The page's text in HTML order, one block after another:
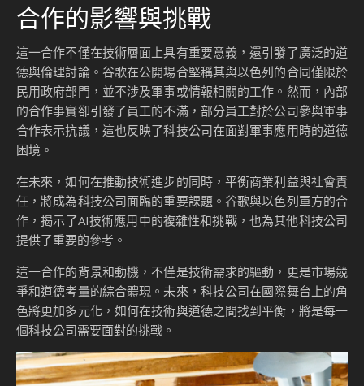
合作的影響與挑戰
這一合作不僅在技術層面上具有重要意義，還引發了廣泛的道
德與倫理討論。谷歌在公開場合堅稱其與以色列的合同僅限於
民用政府部門，並不涉及軍事或情報相關的工作。然而，內部
的合作事實卻引發了員工的不滿，部分員工對於公司參與軍事
合作表示抗議，這也反映了科技公司在面對軍事應用時的道德
困境。
在未來，如何在推動技術進步的同時，平衡商業利益與社會責
任，將成為科技公司面臨的重要課題。谷歌與以色列軍方的合
作，揭示了AI技術應用中的複雜性和挑戰，也為其他科技公司
提供了重要的參考。
這一合作的背景和動機，不僅是技術需求的驅動，更是市場競
爭和道德考量的綜合體現。未來，科技公司在國際舞台上的角
色將更加多元化，如何在技術與道德之間找到平衡，將是每一
個科技公司需要面對的挑戰。